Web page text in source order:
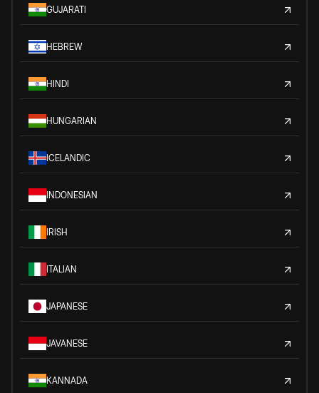
GUJARATI
HEBREW
HINDI
HUNGARIAN
ICELANDIC
INDONESIAN
IRISH
ITALIAN
JAPANESE
JAVANESE
KANNADA